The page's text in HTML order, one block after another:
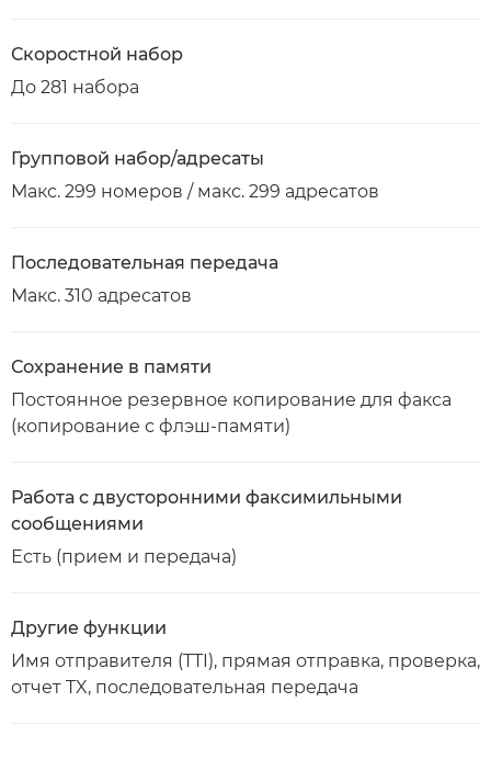
Скоростной набор
До 281 набора
Групповой набор/адресаты
Макс. 299 номеров / макс. 299 адресатов
Последовательная передача
Макс. 310 адресатов
Сохранение в памяти
Постоянное резервное копирование для факса
(копирование с флэш-памяти)
Работа с двусторонними факсимильными
сообщениями
Есть (прием и передача)
Другие функции
Имя отправителя (TTI), прямая отправка, проверка,
отчет TX, последовательная передача